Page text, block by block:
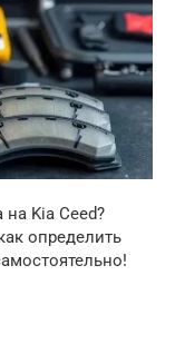
Kia Ceed?
определить